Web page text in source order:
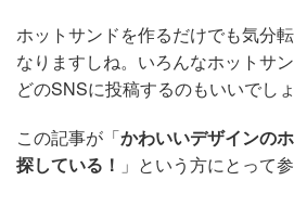
ホットサンドを作るだけでも気分
なりますしね。いろんなホットサ
どのSNSに投稿するのもいいでしょ
この記事が「かわいいデザインの
探している！ 」という方にとって